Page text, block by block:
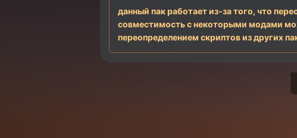
данный пак работает из-за того, что
совместимость с некоторыми модами
переопределением скриптов из других